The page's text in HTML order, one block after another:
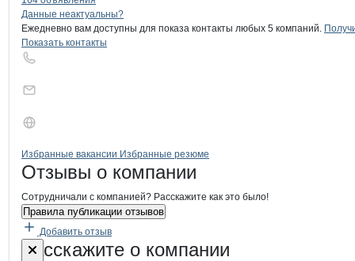
Контактыкомпании
+7(800)000-00-..
Данные неактуальны?
Ежедневно вам доступны для показа контакты любых 5 компаний.
Показать контакты
Брендыкомпани Жуковец
Вакансии вЖуковец
Избранные вакансии Избранные резюме
Новости oЖуковец, ООО
Отзывы о компании
Сотрудничали с компанией? Расскажите как это было!
Правила публикации отзывов
Добавить отзыв
Расскажите о компании
Форма обратной связи о